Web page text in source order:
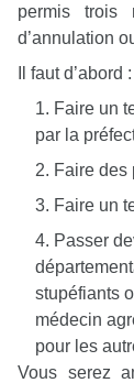
permis trois
d’annulation
Il faut d’abord :
Faire un
par la
Faire des
Faire un
Passer
stupéfiants
médecin
pour les
Vous serez